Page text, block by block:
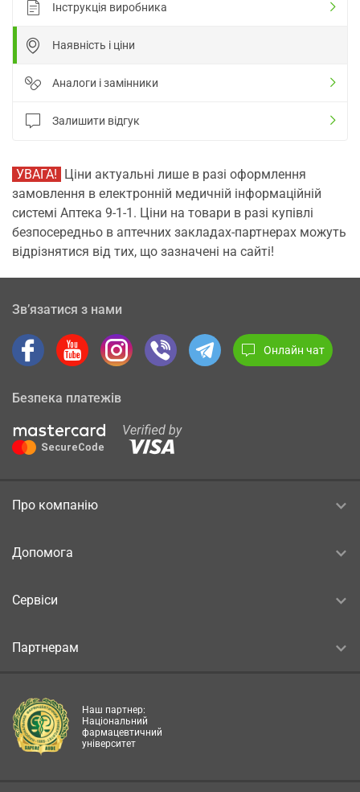
Інструкція виробника
Наявність і ціни
Аналоги і замінники
Залишити відгук
УВАГА! Ціни актуальні лише в разі оформлення
замовлення в електронній медичній інформаційній
системі Аптека 9-1-1. Ціни на товари в разі купівлі
безпосередньо в аптечних закладах-партнерах можуть
відрізнятися від тих, що зазначені на сайті!
Зв’язатися з нами
Онлайн чат
Безпека платежів
Про компанію
Допомога
Сервіси
Партнерам
Наш партнер:
Національний
фармацевтичний
університет